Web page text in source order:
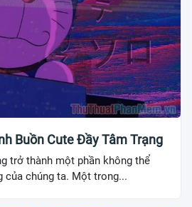
Buồn Cute Đầy Tâm Trạng
trở thành một phần không thể
của chúng ta. Một trong...